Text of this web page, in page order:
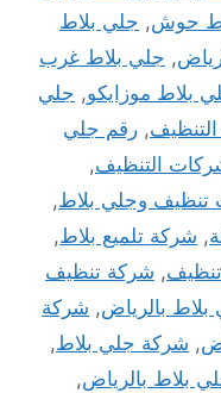
حوش, جلي بلاط
, جلي بلاط غرب
بلاط موزايكو, جلي
, رقم جلي
التنظيف,
تنظيف وجلي بلاط,
, شركة تلميع بلاط,
, شركة تنظيف
بالرياض, شركة
, شركة جلي بلاط,
بلاط بالرياض,